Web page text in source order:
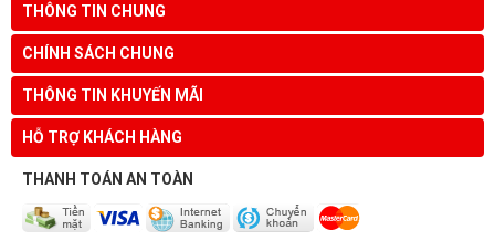
THÔNG TIN CHUNG
CHÍNH SÁCH CHUNG
THÔNG TIN KHUYẾN MÃI
HỖ TRỢ KHÁCH HÀNG
THANH TOÁN AN TOÀN